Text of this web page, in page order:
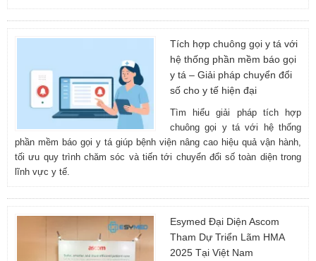
Tích hợp chuông gọi y tá với
hệ thống phần mềm báo gọi
y tá – Giải pháp chuyển đổi
số cho y tế hiện đại
Tìm hiểu giải pháp tích hợp
chuông gọi y tá với hệ thống
phần mềm báo gọi y tá giúp bệnh viện nâng cao hiệu quả vận hành,
tối ưu quy trình chăm sóc và tiến tới chuyển đổi số toàn diện trong
lĩnh vực y tế.
Esymed Đại Diện Ascom
Tham Dự Triển Lãm HMA
2025 Tại Việt Nam